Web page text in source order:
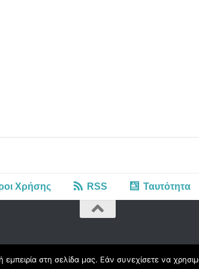
Χρήσης RSS Ταυτότητα
στη σελίδα μας. Εάν συνεχίσετε να